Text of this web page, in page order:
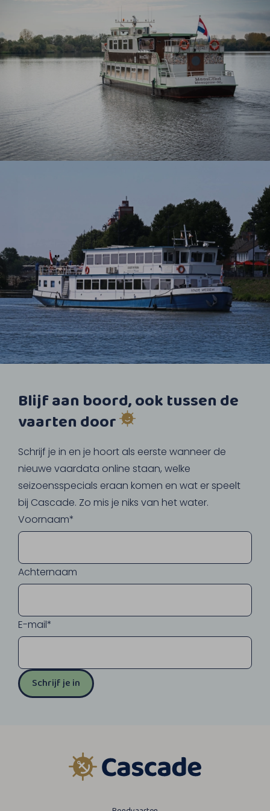
Blijf aan boord, ook tussen de
vaarten door
Schrijf je in en je hoort als eerste wanneer de
nieuwe vaardata online staan, welke
seizoensspecials eraan komen en wat er speelt
bij Cascade. Zo mis je niks van het water.
Voornaam*
Achternaam
E-mail*
Schrijf je in